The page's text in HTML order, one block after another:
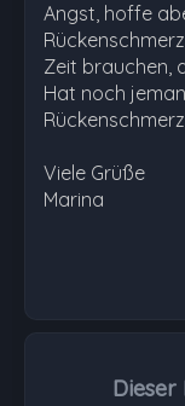
Angst, hoffe
Zeit brauchen,
Hat noch
Viele Grüße
Marina